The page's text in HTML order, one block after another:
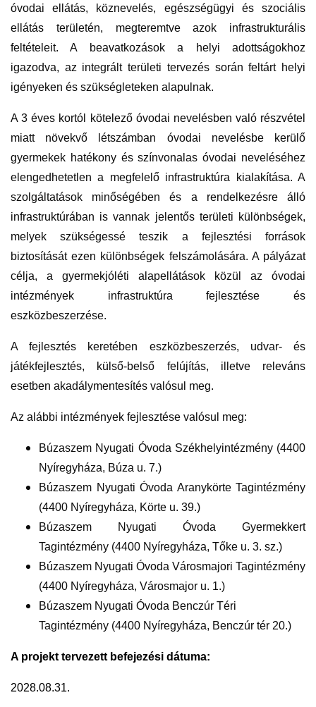
óvodai ellátás, köznevelés, egészségügyi és szociális
ellátás területén, megteremtve azok infrastrukturális
feltételeit. A beavatkozások a helyi adottságokhoz
igazodva, az integrált területi tervezés során feltárt helyi
igényeken és szükségleteken alapulnak.
A 3 éves kortól kötelező óvodai nevelésben való részvétel
miatt növekvő létszámban óvodai nevelésbe kerülő
gyermekek hatékony és színvonalas óvodai neveléséhez
elengedhetetlen a megfelelő infrastruktúra kialakítása. A
szolgáltatások minőségében és a rendelkezésre álló
infrastruktúrában is vannak jelentős területi különbségek,
melyek szükségessé teszik a fejlesztési források
biztosítását ezen különbségek felszámolására. A pályázat
célja, a gyermekjóléti alapellátások közül az óvodai
intézmények infrastruktúra fejlesztése és
eszközbeszerzése.
A fejlesztés keretében eszközbeszerzés, udvar- és
játékfejlesztés, külső-belső felújítás, illetve releváns
esetben akadálymentesítés valósul meg.
Az alábbi intézmények fejlesztése valósul meg:
Búzaszem Nyugati Óvoda Székhelyintézmény (4400
Nyíregyháza, Búza u. 7.)
Búzaszem Nyugati Óvoda Aranykörte Tagintézmény
(4400 Nyíregyháza, Körte u. 39.)
Búzaszem Nyugati Óvoda Gyermekkert
Tagintézmény (4400 Nyíregyháza, Tőke u. 3. sz.)
Búzaszem Nyugati Óvoda Városmajori Tagintézmény
(4400 Nyíregyháza, Városmajor u. 1.)
Búzaszem Nyugati Óvoda Benczúr Téri
Tagintézmény (4400 Nyíregyháza, Benczúr tér 20.)
A projekt tervezett befejezési dátuma:
2028.08.31.